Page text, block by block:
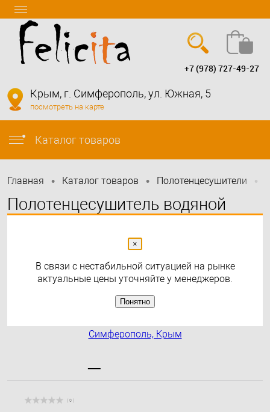
info@felicita-crimea.ru
+7 (978) 727-49-27
Крым, г. Симферополь, ул. Южная, 5
посмотреть на карте
Каталог товаров
Главная • Каталог товаров • Полотенцесушители •
Полотенцесушитель водяной
( 0 )
×
В связи с нестабильной ситуацией на рынке
актуальные цены уточняйте у менеджеров.
Понятно